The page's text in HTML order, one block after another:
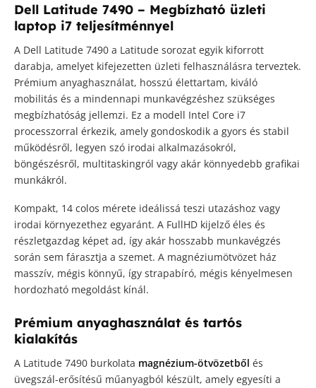
Dell Latitude 7490 – Megbízható üzleti
laptop i7 teljesítménnyel
A Dell Latitude 7490 a Latitude sorozat egyik kiforrott
darabja, amelyet kifejezetten üzleti felhasználásra terveztek.
Prémium anyaghasználat, hosszú élettartam, kiváló
mobilitás és a mindennapi munkavégzéshez szükséges
megbízhatóság jellemzi. Ez a modell Intel Core i7
processzorral érkezik, amely gondoskodik a gyors és stabil
működésről, legyen szó irodai alkalmazásokról,
böngészésről, multitaskingról vagy akár könnyedebb grafikai
munkákról.
Kompakt, 14 colos mérete ideálissá teszi utazáshoz vagy
irodai környezethez egyaránt. A FullHD kijelző éles és
részletgazdag képet ad, így akár hosszabb munkavégzés
során sem fárasztja a szemet. A magnéziumötvözet ház
masszív, mégis könnyű, így strapabíró, mégis kényelmesen
hordozható megoldást kínál.
Prémium anyaghasználat és tartós
kialakítás
A Latitude 7490 burkolata magnézium-ötvözetből és
üvegszál-erősítésű műanyagból készült, amely egyesíti a